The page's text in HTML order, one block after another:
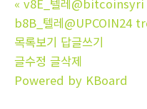
« v8E_텔레@bitcoinsyri
b8B_텔레@UPCOIN24
목록보기 답글쓰기
글수정 글삭제
Powered by KBoard